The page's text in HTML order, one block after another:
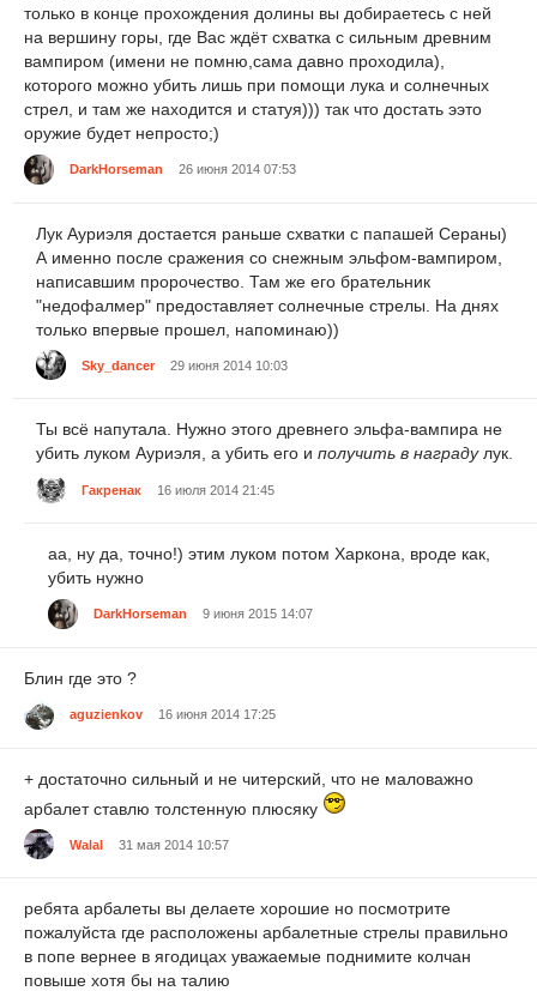
только в конце прохождения долины вы добираетесь с ней
на вершину горы, где Вас ждёт схватка с сильным древним
вампиром (имени не помню,сама давно проходила),
которого можно убить лишь при помощи лука и солнечных
стрел, и там же находится и статуя))) так что достать ээто
оружие будет непросто;)
DarkHorseman 26 июня 2014 07:53
Лук Ауриэля достается раньше схватки с папашей Сераны)
А именно после сражения со снежным эльфом-вампиром,
написавшим пророчество. Там же его брательник
"недофалмер" предоставляет солнечные стрелы. На днях
только впервые прошел, напоминаю))
Sky_dancer 29 июня 2014 10:03
Ты всё напутала. Нужно этого древнего эльфа-вампира не
убить луком Ауриэля, а убить его и получить в наградулук.
Гакренак 16 июля 2014 21:45
аа, ну да, точно!) этим луком потом Харкона, вроде как,
убить нужно
DarkHorseman 9 июня 2015 14:07
Блин где это ?
aguzienkov 16 июня 2014 17:25
+ достаточно сильный и не читерский, что не маловажно
арбалет ставлю толстенную плюсяку
Walal 31 мая 2014 10:57
ребята арбалеты вы делаете хорошие но посмотрите
пожалуйста где расположены арбалетные стрелы правильно
в попе вернее в ягодицах уважаемые поднимите колчан
повыше хотя бы на талию